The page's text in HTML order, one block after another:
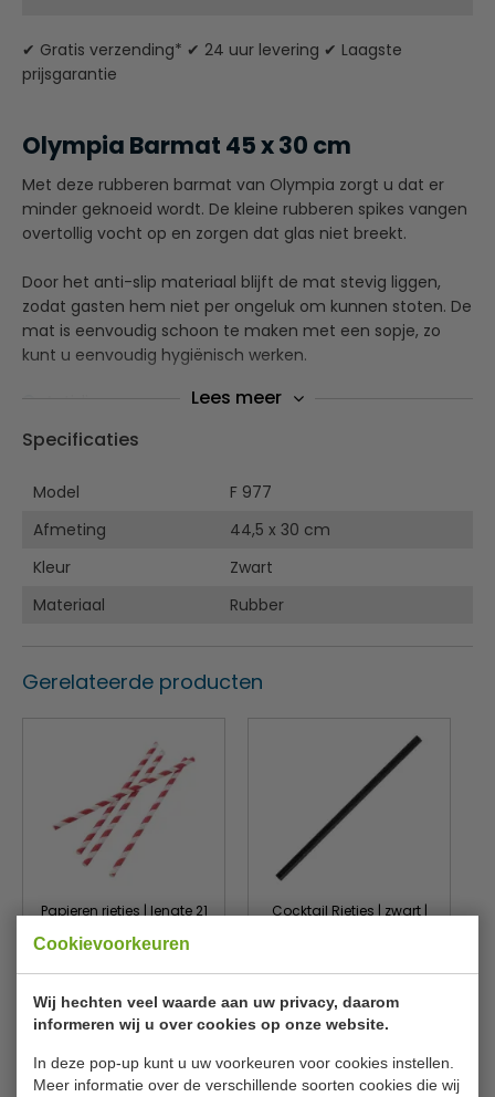
Cookievoorkeuren
Wij hechten veel waarde aan uw privacy, daarom
informeren wij u over cookies op onze website.
In deze pop-up kunt u uw voorkeuren voor cookies instellen.
Meer informatie over de verschillende soorten cookies die wij
✔ Gratis verzending* ✔ 24 uur levering ✔ Laagste
prijsgarantie
Olympia Barmat 45 x 30 cm
Met deze rubberen barmat van Olympia zorgt u dat er
minder geknoeid wordt. De kleine rubberen spikes vangen
overtollig vocht op en zorgen dat glas niet breekt.
Door het anti-slip materiaal blijft de mat stevig liggen,
zodat gasten hem niet per ongeluk om kunnen stoten. De
mat is eenvoudig schoon te maken met een sopje, zo
kunt u eenvoudig hygiënisch werken.
Helpt de bar netjes en schoon te houden
Lees meer
Specificaties
Model
F 977
Afmeting
44,5 x 30 cm
Kleur
Zwart
Materiaal
Rubber
Gerelateerde producten
Papieren rietjes | lengte 21
250 Stuks
Fiesta Green de927
€ 5,05
Cocktail Rietjes | zwart |
Fiesta Green
€ 4,40